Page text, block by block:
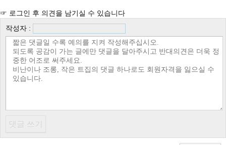
☞ 로그인 후 의견을 남기실 수 있습니다
작성자 :